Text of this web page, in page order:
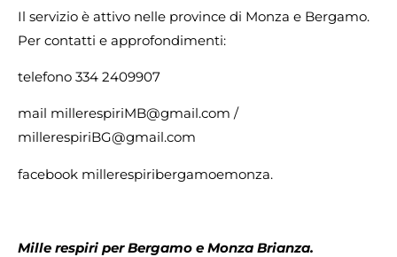
Il servizio è attivo nelle province di Monza e Bergamo.
Per contatti e approfondimenti:
telefono 334 2409907
mail millerespiriMB@gmail.com /
millerespiriBG@gmail.com
facebook millerespiribergamoemonza.
Mille respiri per Bergamo e Monza Brianza.